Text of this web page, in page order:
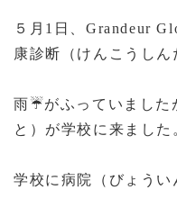
５月 1 日、Grandeur
康診断（けんこうしん
雨☔がふっていました
と）が学校に来ました
学校に病院（びょうい